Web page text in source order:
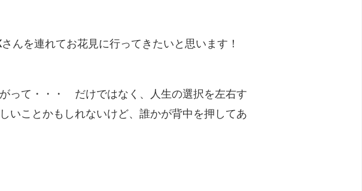
を連れてお花見に行ってきたいと思います！
って・・・ だけではなく、人生の選択を左右す
ことかもしれないけど、誰かが背中を押してあ